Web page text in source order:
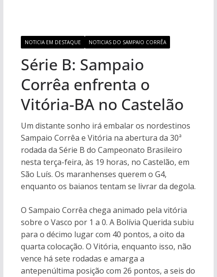
NOTICIA EM DESTAQUE NOTICIAS DO SAMPAIO CORRÊA
Série B: Sampaio
Corrêa enfrenta o
Vitória-BA no Castelão
Um distante sonho irá embalar os nordestinos
Sampaio Corrêa e Vitória na abertura da 30ª
rodada da Série B do Campeonato Brasileiro
nesta terça-feira, às 19 horas, no Castelão, em
São Luís. Os maranhenses querem o G4,
enquanto os baianos tentam se livrar da degola.
O Sampaio Corrêa chega animado pela vitória
sobre o Vasco por 1 a 0. A Bolívia Querida subiu
para o décimo lugar com 40 pontos, a oito da
quarta colocação. O Vitória, enquanto isso, não
vence há sete rodadas e amarga a
antepenúltima posição com 26 pontos, a seis do